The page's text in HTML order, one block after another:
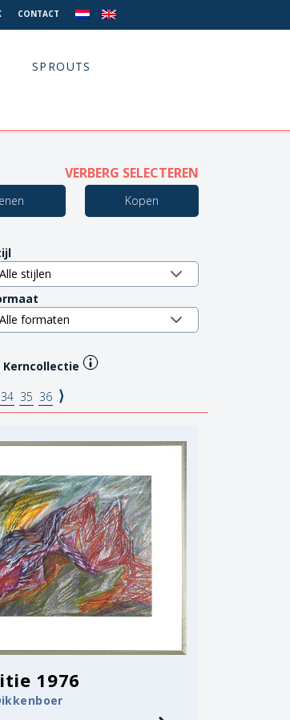
CONTACT
SPROUTS
VERBERG SELECTEREN
Kopen
Kerncollectie
34 35 36 ⟩
1976